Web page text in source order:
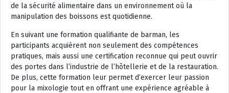
de la sécurité alimentaire dans un environnement où la
manipulation des boissons est quotidienne.
En suivant une formation qualifiante de barman, les
participants acquièrent non seulement des compétences
pratiques, mais aussi une certification reconnue qui peut ouvrir
des portes dans l’industrie de l’hôtellerie et de la restauration.
De plus, cette formation leur permet d’exercer leur passion
pour la mixologie tout en offrant une expérience agréable à